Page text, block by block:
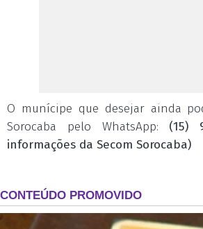
O munícipe que desejar ainda
Sorocaba pelo WhatsApp: (15)
informações da Secom Sorocaba)